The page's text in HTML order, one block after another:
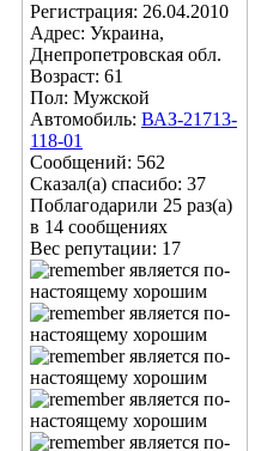
Регистрация: 26.04.2010
Адрес: Украина,
Днепропетровская обл.
Возраст: 61
Пол: Мужской
Автомобиль: ВАЗ-21713-
118-01
Сообщений: 562
Сказал(а) спасибо: 37
Поблагодарили 25 раз(а)
в 14 сообщениях
Вес репутации: 17